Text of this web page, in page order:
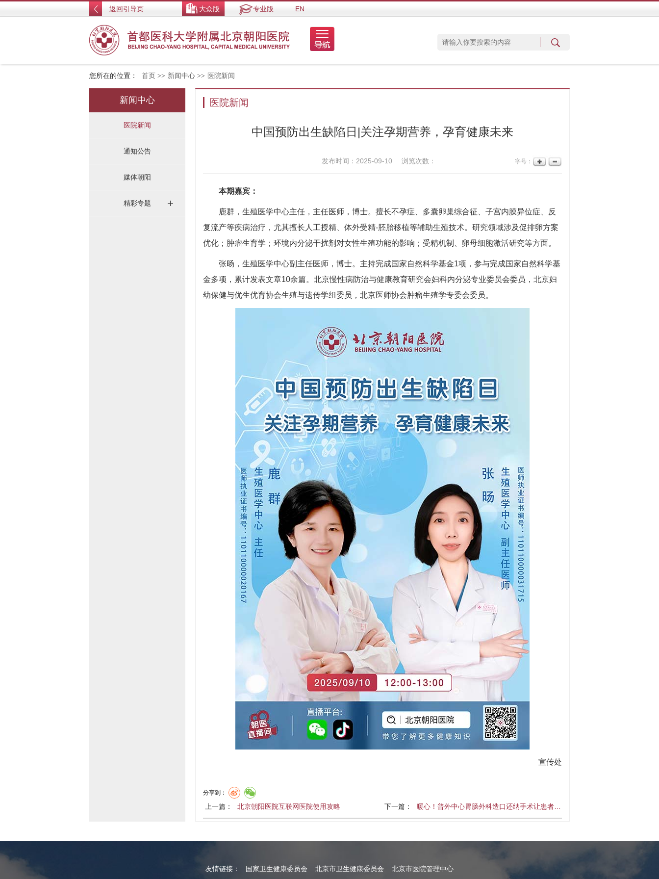
返回引导页 大众版 专业版 EN
您所在的位置： 首页 >> 新闻中心 >> 医院新闻
新闻中心
医院新闻
通知公告
媒体朝阳
精彩专题
医院新闻
中国预防出生缺陷日|关注孕期营养，孕育健康未来
发布时间：2025-09-10 浏览次数： 字号：
本期嘉宾：
鹿群，生殖医学中心主任，主任医师，博士。擅长不孕症、多囊卵巢综合征、子宫内膜异位症、反
复流产等疾病治疗，尤其擅长人工授精、体外受精-胚胎移植等辅助生殖技术。研究领域涉及促排卵方案
优化；肿瘤生育学；环境内分泌干扰剂对女性生殖功能的影响；受精机制、卵母细胞激活研究等方面。
张旸，生殖医学中心副主任医师，博士。主持完成国家自然科学基金1项，参与完成国家自然科学基
金多项，累计发表文章10余篇。北京慢性病防治与健康教育研究会妇科内分泌专业委员会委员，北京妇
幼保健与优生优育协会生殖与遗传学组委员，北京医师协会肿瘤生殖学专委会委员。
宣传处
分享到：
上一篇： 北京朝阳医院互联网医院使用攻略 下一篇： 暖心！普外中心胃肠外科造口还纳手术让患者…
友情链接： 国家卫生健康委员会 北京市卫生健康委员会 北京市医院管理中心